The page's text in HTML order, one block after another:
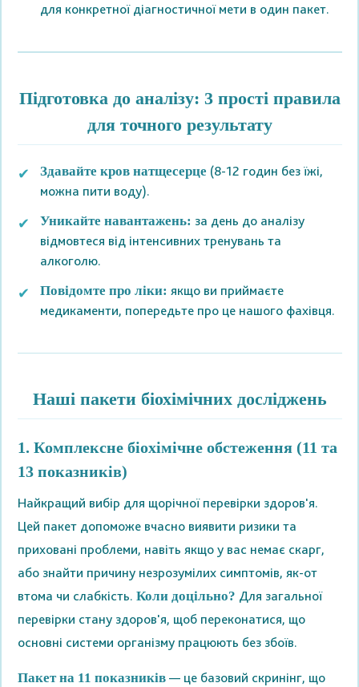
для конкретної діагностичної мети в один пакет.
Підготовка до аналізу: 3 прості правила
для точного результату
Здавайте кров натщесерце (8-12 годин без їжі,
можна пити воду).
Уникайте навантажень: за день до аналізу
відмовтеся від інтенсивних тренувань та
алкоголю.
Повідомте про ліки: якщо ви приймаєте
медикаменти, попередьте про це нашого фахівця.
Наші пакети біохімічних досліджень
1. Комплексне біохімічне обстеження (11 та
13 показників)
Найкращий вибір для щорічної перевірки здоров'я.
Цей пакет допоможе вчасно виявити ризики та
приховані проблеми, навіть якщо у вас немає скарг,
або знайти причину незрозумілих симптомів, як-от
втома чи слабкість. Коли доцільно? Для загальної
перевірки стану здоров'я, щоб переконатися, що
основні системи організму працюють без збоїв.
Пакет на 11 показників— це базовий скринінг, що